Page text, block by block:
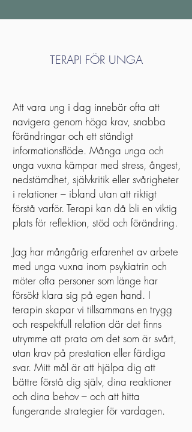
TERAPI FÖR UNGA
Att vara ung i dag innebär ofta att
navigera genom höga krav, snabba
förändringar och ett ständigt
informationsflöde. Många unga och
unga vuxna kämpar med stress, ångest,
nedstämdhet, självkritik eller svårigheter
i relationer – ibland utan att riktigt
förstå varför. Terapi kan då bli en viktig
plats för reflektion, stöd och förändring.
Jag har mångårig erfarenhet av arbete
med unga vuxna inom psykiatrin och
möter ofta personer som länge har
försökt klara sig på egen hand. I
terapin skapar vi tillsammans en trygg
och respektfull relation där det finns
utrymme att prata om det som är svårt,
utan krav på prestation eller färdiga
svar. Mitt mål är att hjälpa dig att
bättre förstå dig själv, dina reaktioner
och dina behov – och att hitta
fungerande strategier för vardagen.